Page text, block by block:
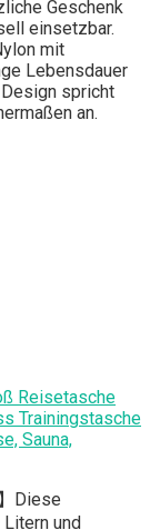
Geschenk
einsetzbar.
mit
Lebensdauer
spricht
an.
Reisetasche
Trainingstasche
Sauna,
Diese
und